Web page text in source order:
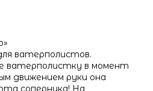
ватерполистов.
ватерполистку в момент
движением руки она
соперника! На